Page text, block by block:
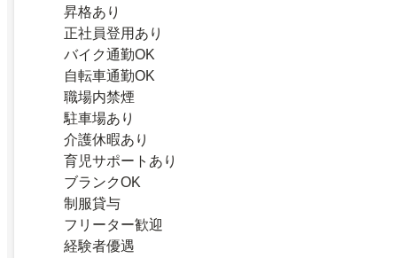
昇格あり
正社員登用あり
バイク通勤OK
自転車通勤OK
職場内禁煙
駐車場あり
介護休暇あり
育児サポートあり
ブランクOK
制服貸与
フリーター歓迎
経験者優遇